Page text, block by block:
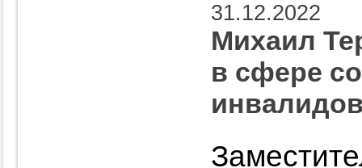
31.12.2022
Михаил
в сфере